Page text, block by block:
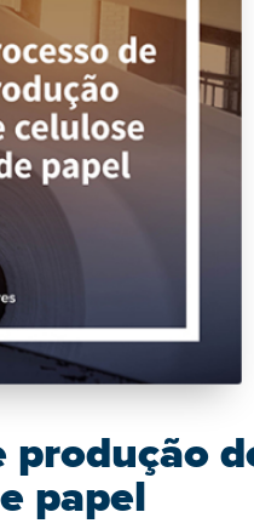
produção
papel